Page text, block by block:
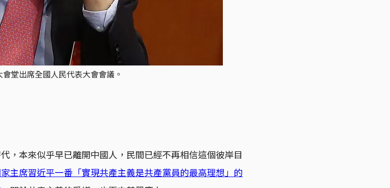
堂出席全國人民代表大會會議。
，本來似乎早已離開中國人，民間已經不再相信這個彼岸目
主席習近平一番「實現共產主義是共產黨員的最高理想」的